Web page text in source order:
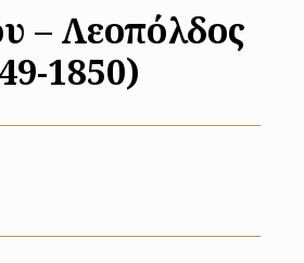
– Λεοπόλδος
1850)